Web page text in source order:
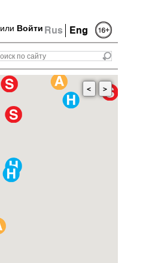
Rus Eng
или Войти
< >